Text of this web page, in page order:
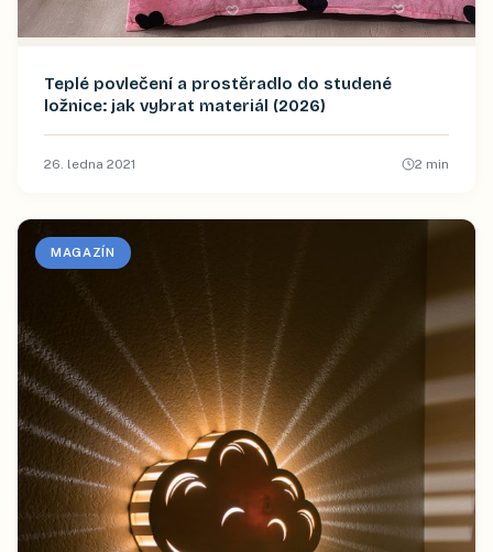
Teplé povlečení a prostěradlo do studené
ložnice: jak vybrat materiál (2026)
26. ledna 2021 2 min
MAGAZÍN